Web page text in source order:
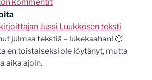
kommentit
Jussi Luukkosen teksti
julmaa tekstiä – lukekaahan! 🙂
en toistaiseksi ole löytänyt, mutta
aika ajoin.